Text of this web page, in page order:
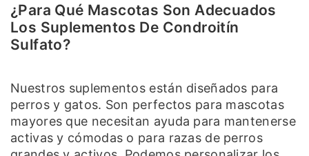
¿Para Qué Mascotas Son Adecuados
Los Suplementos De Condroitín
Sulfato?
Nuestros suplementos están diseñados para
perros y gatos. Son perfectos para mascotas
mayores que necesitan ayuda para mantenerse
activas y cómodas o para razas de perros